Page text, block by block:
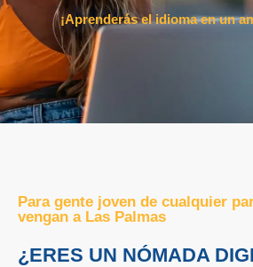
¡Aprenderás el idioma en un
Para gente joven de cualquier
vengan a Las Palmas
¿ERES UN NÓMADA